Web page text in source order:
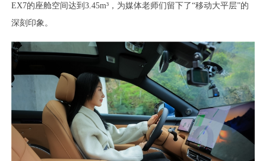
EX7的座舱空间达到3.45m³，为媒体老师们留下了“移动大平层”的
深刻印象。